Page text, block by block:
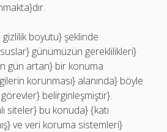
boyutu} şeklinde
günümüzün gereklilikleri}
gün artan} bir konuma
korunması} alanında} böyle
belirginleşmiştir}.
siteler} bu konuda} {katı
ve veri koruma sistemleri}